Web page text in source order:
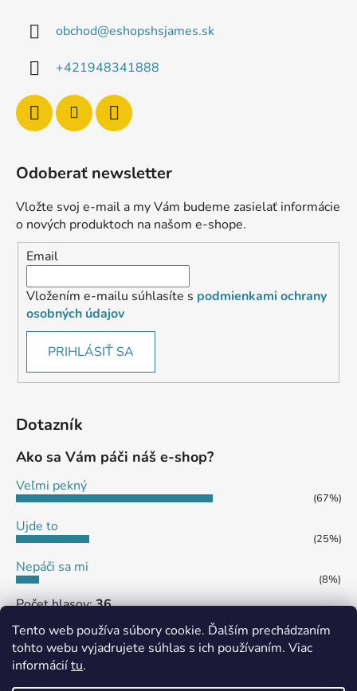
Tento web používa súbory cookie. Ďalším prechádzaním
tohto webu vyjadrujete súhlas s ich používaním. Viac
informáciítu.
obchod@eshopshsjames.sk
+421948341888
Odoberať newsletter
Vložte svoj e-mail a my Vám budeme zasielať informácie
o nových produktoch na našom e-shope.
Email
Vložením e-mailu súhlasíte s podmienkami ochrany
osobných údajov
PRIHLÁSIŤ SA
Dotazník
Ako sa Vám páči náš e-shop?
Veľmi pekný
(67%)
Ujde to
(25%)
Nepáči sa mi
(8%)
Počet hlasov:36
MôjPrvýEshop.sk Shoptet.sk